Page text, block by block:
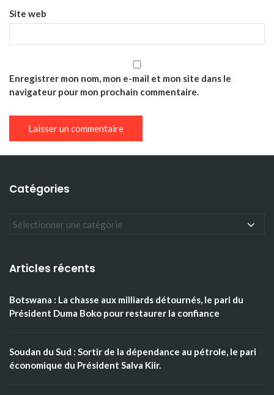
Site web
Enregistrer mon nom, mon e-mail et mon site dans le
navigateur pour mon prochain commentaire.
Catégories
Articles récents
Botswana : La chasse aux milliards détournés, le pari du
Président Duma Boko pour restaurer la confiance
Soudan du Sud : Sortir de la dépendance au pétrole, le pari
économique du Président Salva Kiir.